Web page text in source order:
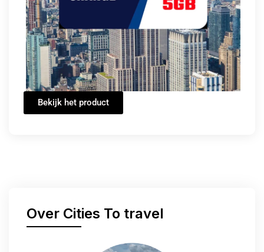
Bekijk het product
Over Cities To travel